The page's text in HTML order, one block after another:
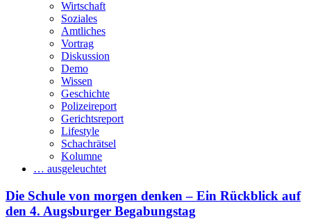
Wirtschaft
Soziales
Amtliches
Vortrag
Diskussion
Demo
Wissen
Geschichte
Polizeireport
Gerichtsreport
Lifestyle
Schachrätsel
Kolumne
… ausgeleuchtet
Die Schule von morgen denken – Ein Rückblick auf
den 4. Augsburger Begabungstag